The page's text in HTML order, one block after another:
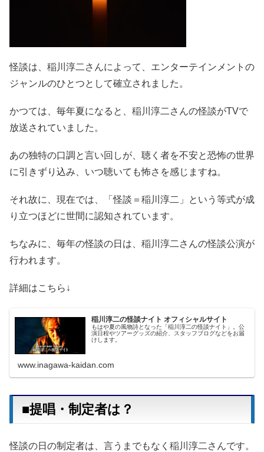
怪談は、稲川淳二さんによって、エンターテインメントの
ジャンルのひとつとして確立されました。
かつては、毎年夏になると、稲川淳二さんの怪談がTVで
放送されていました。
あの独特の口調と言い回しが、聴く者を不安と恐怖の世界
に引きずり込み、いつ聴いても怖さを感じますね。
それ故に、現在では、「怪談＝稲川淳二」という等式が成
り立つほどに世間に認知されています。
ちなみに、毎年の怪談の日は、稲川淳二さんの怪談公演が
行われます。
詳細はこちら↓
稲川淳二の怪談ナイト オフィシャルサイト
もはや夏の風物詩となった「稲川淳二の怪談ナイト」。公
演日程やツアーグッズの紹介、スタッフブログなどをお届
けします。
www.inagawa-kaidan.com
■提唱・制定者は？
怪談の日の制定者は、言うまでもなく稲川淳二さんです。